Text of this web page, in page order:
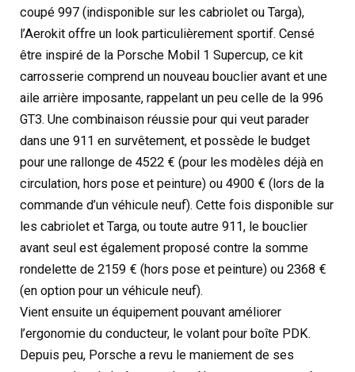
coupé 997 (indisponible sur les cabriolet ou Targa),
l’Aerokit offre un look particulièrement sportif. Censé
être inspiré de la Porsche Mobil 1 Supercup, ce kit
carrosserie comprend un nouveau bouclier avant et une
aile arrière imposante, rappelant un peu celle de la 996
GT3. Une combinaison réussie pour qui veut parader
dans une 911 en survêtement, et possède le budget
pour une rallonge de 4522 € (pour les modèles déjà en
circulation, hors pose et peinture) ou 4900 € (lors de la
commande d’un véhicule neuf). Cette fois disponible sur
les cabriolet et Targa, ou toute autre 911, le bouclier
avant seul est également proposé contre la somme
rondelette de 2159 € (hors pose et peinture) ou 2368 €
(en option pour un véhicule neuf).
Vient ensuite un équipement pouvant améliorer
l’ergonomie du conducteur, le volant pour boîte PDK.
Depuis peu, Porsche a revu le maniement de ses